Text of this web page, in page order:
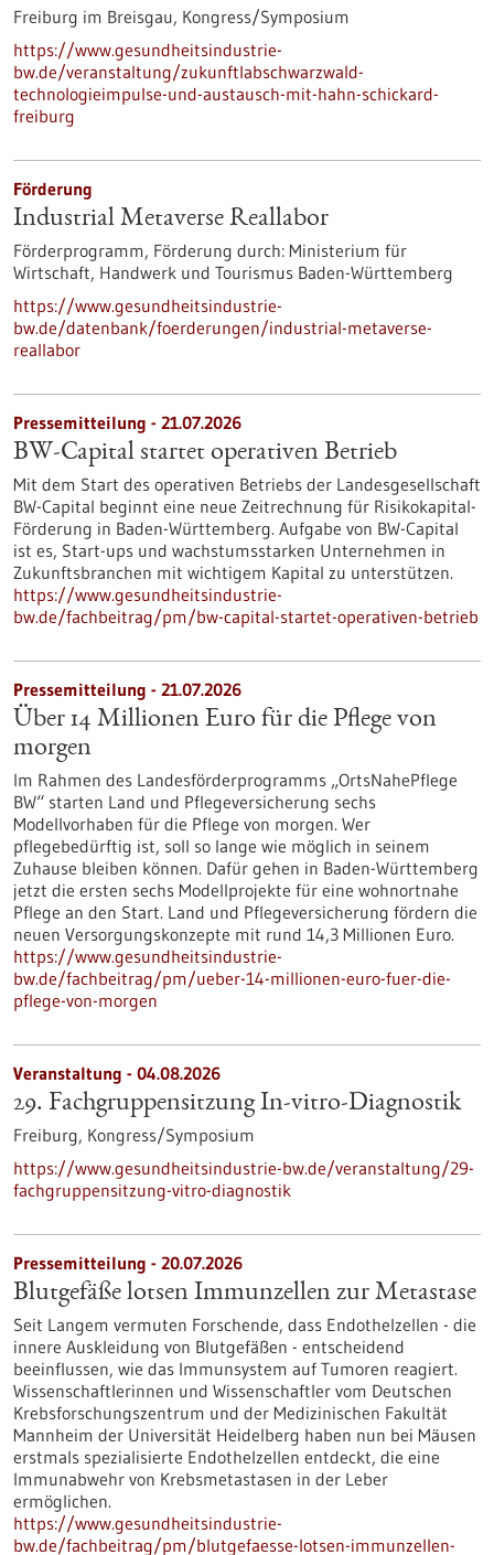
Freiburg im Breisgau, Kongress/Symposium
https://www.gesundheitsindustrie-
bw.de/veranstaltung/zukunftlabschwarzwald-
technologieimpulse-und-austausch-mit-hahn-schickard-
freiburg
Förderung
Industrial Metaverse Reallabor
Förderprogramm, Förderung durch: Ministerium für
Wirtschaft, Handwerk und Tourismus Baden-Württemberg
https://www.gesundheitsindustrie-
bw.de/datenbank/foerderungen/industrial-metaverse-
reallabor
Pressemitteilung - 21.07.2026
BW-Capital startet operativen Betrieb
Mit dem Start des operativen Betriebs der Landesgesellschaft
BW-Capital beginnt eine neue Zeitrechnung für Risikokapital-
Förderung in Baden-Württemberg. Aufgabe von BW-Capital
ist es, Start-ups und wachstumsstarken Unternehmen in
Zukunftsbranchen mit wichtigem Kapital zu unterstützen.
https://www.gesundheitsindustrie-
bw.de/fachbeitrag/pm/bw-capital-startet-operativen-betrieb
Pressemitteilung - 21.07.2026
Über 14 Millionen Euro für die Pflege von
morgen
Im Rahmen des Landesförderprogramms „OrtsNahePflege
BW“ starten Land und Pflegeversicherung sechs
Modellvorhaben für die Pflege von morgen. Wer
pflegebedürftig ist, soll so lange wie möglich in seinem
Zuhause bleiben können. Dafür gehen in Baden-Württemberg
jetzt die ersten sechs Modellprojekte für eine wohnortnahe
Pflege an den Start. Land und Pflegeversicherung fördern die
neuen Versorgungskonzepte mit rund 14,3 Millionen Euro.
https://www.gesundheitsindustrie-
bw.de/fachbeitrag/pm/ueber-14-millionen-euro-fuer-die-
pflege-von-morgen
Veranstaltung - 04.08.2026
29. Fachgruppensitzung In-vitro-Diagnostik
Freiburg, Kongress/Symposium
https://www.gesundheitsindustrie-bw.de/veranstaltung/29-
fachgruppensitzung-vitro-diagnostik
Pressemitteilung - 20.07.2026
Blutgefäße lotsen Immunzellen zur Metastase
Seit Langem vermuten Forschende, dass Endothelzellen - die
innere Auskleidung von Blutgefäßen - entscheidend
beeinflussen, wie das Immunsystem auf Tumoren reagiert.
Wissenschaftlerinnen und Wissenschaftler vom Deutschen
Krebsforschungszentrum und der Medizinischen Fakultät
Mannheim der Universität Heidelberg haben nun bei Mäusen
erstmals spezialisierte Endothelzellen entdeckt, die eine
Immunabwehr von Krebsmetastasen in der Leber
ermöglichen.
https://www.gesundheitsindustrie-
bw.de/fachbeitrag/pm/blutgefaesse-lotsen-immunzellen-